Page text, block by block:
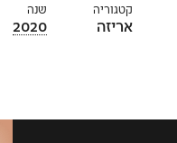
קטגוריה
אריזה
שנה
2020